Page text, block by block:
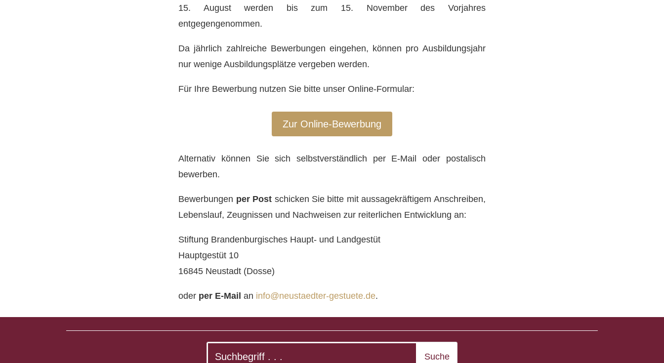
15. August werden bis zum 15. November des Vorjahres
entgegengenommen.
Da jährlich zahlreiche Bewerbungen eingehen, können pro Ausbildungsjahr
nur wenige Ausbildungsplätze vergeben werden.
Für Ihre Bewerbung nutzen Sie bitte unser Online-Formular:
Zur Online-Bewerbung
Alternativ können Sie sich selbstverständlich per E-Mail oder postalisch
bewerben.
Bewerbungen per Post schicken Sie bitte mit aussagekräftigem Anschreiben,
Lebenslauf, Zeugnissen und Nachweisen zur reiterlichen Entwicklung an:
Stiftung Brandenburgisches Haupt- und Landgestüt
Hauptgestüt 10
16845 Neustadt (Dosse)
oder per E-Mail an info@neustaedter-gestuete.de.